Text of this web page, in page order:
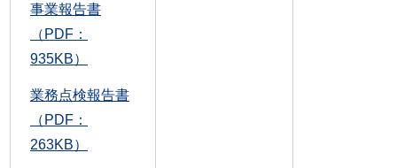
事業報告書
（PDF：
935KB）
業務点検報告書
（PDF：
263KB）